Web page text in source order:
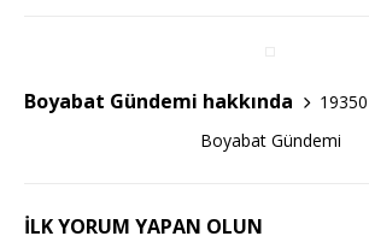
o
k
Boyabat Gündemi hakkında
Boyabat Gündemi
İLK YORUM YAPAN OLUN